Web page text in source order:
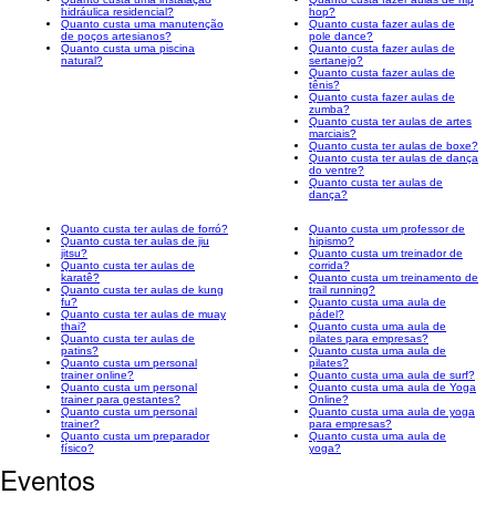
hidráulica residencial?
Quanto custa uma manutenção
de poços artesianos?
Quanto custa uma piscina
natural?
hop?
Quanto custa fazer aulas de
pole dance?
Quanto custa fazer aulas de
sertanejo?
Quanto custa fazer aulas de
tênis?
Quanto custa fazer aulas de
zumba?
Quanto custa ter aulas de artes
marciais?
Quanto custa ter aulas de boxe?
Quanto custa ter aulas de dança
do ventre?
Quanto custa ter aulas de
dança?
Quanto custa ter aulas de forró?
Quanto custa ter aulas de jiu
jitsu?
Quanto custa ter aulas de
karatê?
Quanto custa ter aulas de kung
fu?
Quanto custa ter aulas de muay
thai?
Quanto custa ter aulas de
patins?
Quanto custa um personal
trainer online?
Quanto custa um personal
trainer para gestantes?
Quanto custa um personal
trainer?
Quanto custa um preparador
físico?
Quanto custa um professor de
hipismo?
Quanto custa um treinador de
corrida?
Quanto custa um treinamento de
trail running?
Quanto custa uma aula de
pádel?
Quanto custa uma aula de
pilates para empresas?
Quanto custa uma aula de
pilates?
Quanto custa uma aula de surf?
Quanto custa uma aula de Yoga
Online?
Quanto custa uma aula de yoga
para empresas?
Quanto custa uma aula de
yoga?
Eventos